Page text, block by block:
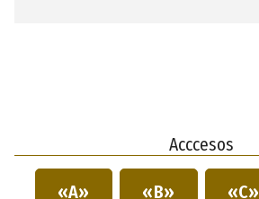
Acccesos
«A» «B» «C»